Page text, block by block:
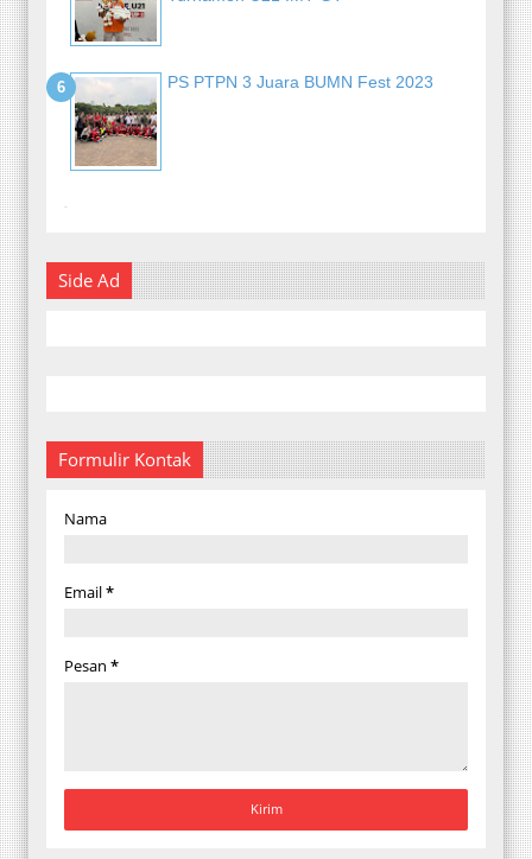
PS PTPN 3 Juara BUMN Fest 2023
-
Side Ad
Formulir Kontak
Nama
Email*
Pesan *